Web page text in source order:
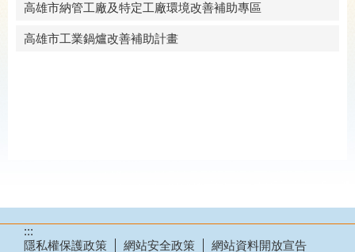
高雄市納管工廠及特定工廠環境改善補助專區
高雄市工業鍋爐改善補助計畫
:::
隱私權保護政策
網站安全政策 網站資料開放宣告